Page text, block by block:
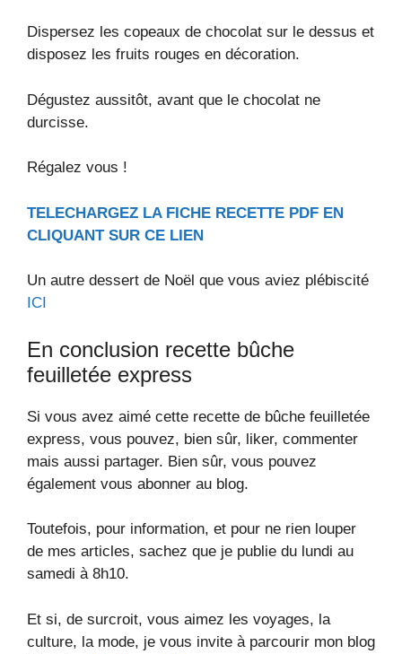
Dispersez les copeaux de chocolat sur le dessus et
disposez les fruits rouges en décoration.
Dégustez aussitôt, avant que le chocolat ne
durcisse.
Régalez vous !
TELECHARGEZ LA FICHE RECETTE PDF EN
CLIQUANT SUR CE LIEN
Un autre dessert de Noël que vous aviez plébiscité
ICI
En conclusion recette bûche
feuilletée express
Si vous avez aimé cette recette de bûche feuilletée
express, vous pouvez, bien sûr, liker, commenter
mais aussi partager. Bien sûr, vous pouvez
également vous abonner au blog.
Toutefois, pour information, et pour ne rien louper
de mes articles, sachez que je publie du lundi au
samedi à 8h10.
Et si, de surcroit, vous aimez les voyages, la
culture, la mode, je vous invite à parcourir mon blog